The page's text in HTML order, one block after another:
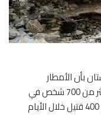
بأن الأمطار
الموسمية تسببت في فيضانات أودت بحياة أكثر من 700 شخص في
جميع أنحاء البلاد منذ 26 يونيو الماضي، بينهم 400 قتيل خلال الأيام